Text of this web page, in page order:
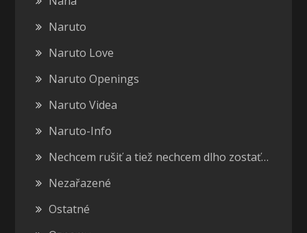
Naruto
Naruto Love
Naruto Openings
Naruto Videa
Naruto-Info
Nechcem rušiť a tiež nechcem dlho zostať…
Nezařazené
Ostatné